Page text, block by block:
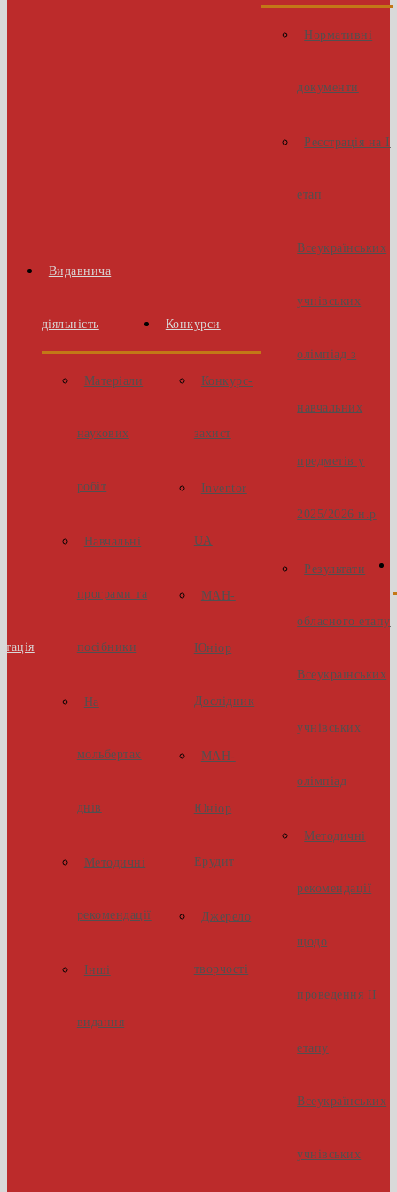
Видавнича
діяльність
Матеріали
наукових
робіт
Навчальні
програми та
посібники
На
мольбертах
днів
Методичні
рекомендації
Інші
видання
Конкурси
Конкурс-
захист
Inventor
UA
МАН-
Юніор
Дослідник
МАН-
Юніор
Ерудит
Джерело
творчості
Нормативні
документи
Реєстрація на І
етап
Всеукраїнських
учнівських
олімпіад з
навчальних
предметів у
2025/2026 н.р
Результати
обласного етапу
Всеукраїнських
учнівських
олімпіад
Методичні
рекомендації
щодо
проведення ІІ
етапу
Всеукраїнських
учнівських